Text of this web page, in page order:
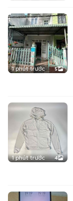
1 phút trước 5
1 phút trước 4